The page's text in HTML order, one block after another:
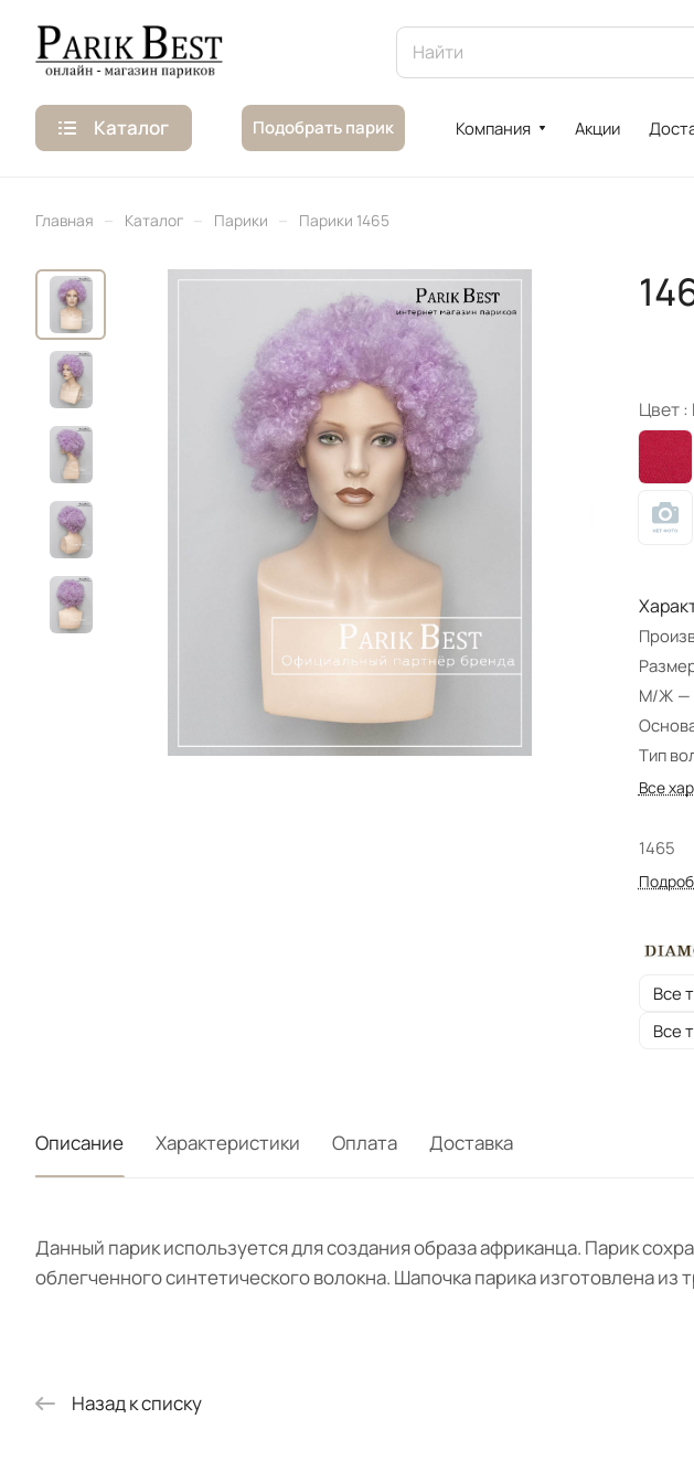
Каталог Подобрать парик Компания Акции
Главная – Каталог – Парики – Парики 1465
Цвет :
М/Ж —
Тип
Все
1465
Все
Все
Описание Характеристики Оплата Доставка
Данный парик используется для создания образа африканца. Парик
облегченного синтетического волокна. Шапочка парика изготовлена из
Назад к списку